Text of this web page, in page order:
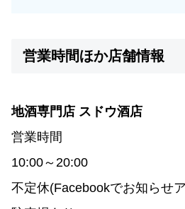
営業時間ほか店舗情報
地酒専門店 スドウ酒店
営業時間
10:00～20:00
不定休(Facebookでお知らせ